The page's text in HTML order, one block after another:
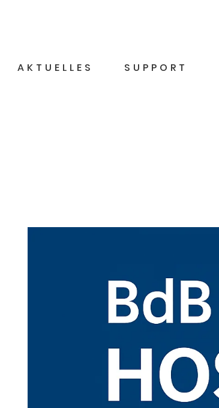
AKTUELLES SUPPORT